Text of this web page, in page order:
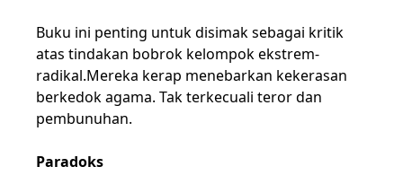
Buku ini penting untuk disimak sebagai kritik
atas tindakan bobrok kelompok ekstrem-
radikal.Mereka kerap menebarkan kekerasan
berkedok agama. Tak terkecuali teror dan
pembunuhan.
Paradoks